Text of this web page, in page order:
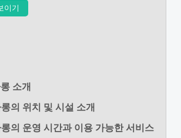
이기
소개
의 위치 및 시설 소개
의 운영 시간과 이용 가능한 서비스